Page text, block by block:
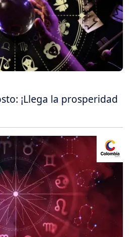
¡Llega la prosperidad